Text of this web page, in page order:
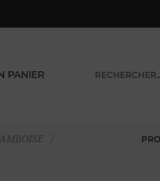
PANIER
/